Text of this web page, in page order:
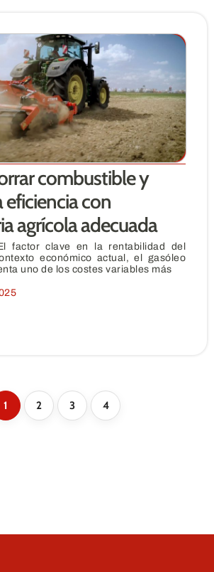
combustible y
eficiencia con
agrícola adecuada
factor clave en la rentabilidad del
económico actual, el gasóleo
uno de los costes variables más
1 2 3 4